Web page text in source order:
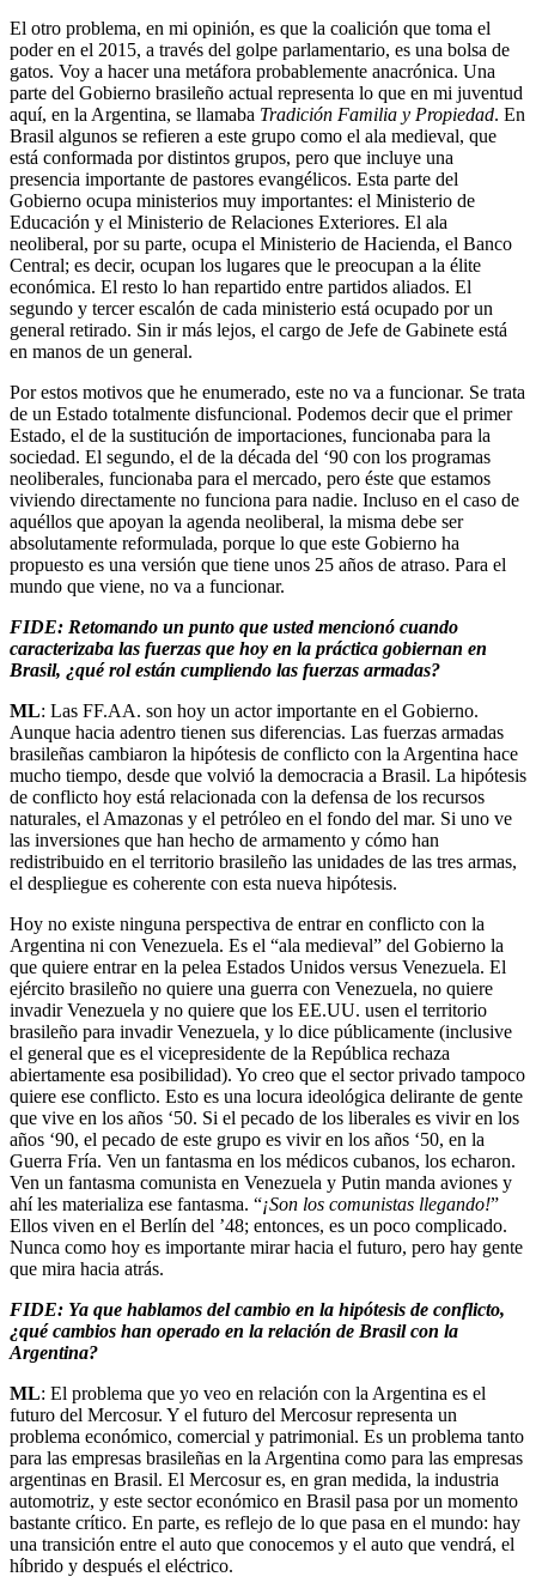
El otro problema, en mi opinión, es que la coalición que toma el
poder en el 2015, a través del golpe parlamentario, es una bolsa de
gatos. Voy a hacer una metáfora probablemente anacrónica. Una
parte del Gobierno brasileño actual representa lo que en mi juventud
aquí, en la Argentina, se llamaba Tradición Familia y Propiedad. En
Brasil algunos se refieren a este grupo como el ala medieval, que
está conformada por distintos grupos, pero que incluye una
presencia importante de pastores evangélicos. Esta parte del
Gobierno ocupa ministerios muy importantes: el Ministerio de
Educación y el Ministerio de Relaciones Exteriores. El ala
neoliberal, por su parte, ocupa el Ministerio de Hacienda, el Banco
Central; es decir, ocupan los lugares que le preocupan a la élite
económica. El resto lo han repartido entre partidos aliados. El
segundo y tercer escalón de cada ministerio está ocupado por un
general retirado. Sin ir más lejos, el cargo de Jefe de Gabinete está
en manos de un general.
Por estos motivos que he enumerado, este no va a funcionar. Se trata
de un Estado totalmente disfuncional. Podemos decir que el primer
Estado, el de la sustitución de importaciones, funcionaba para la
sociedad. El segundo, el de la década del ‘90 con los programas
neoliberales, funcionaba para el mercado, pero éste que estamos
viviendo directamente no funciona para nadie. Incluso en el caso de
aquéllos que apoyan la agenda neoliberal, la misma debe ser
absolutamente reformulada, porque lo que este Gobierno ha
propuesto es una versión que tiene unos 25 años de atraso. Para el
mundo que viene, no va a funcionar.
FIDE: Retomando un punto que usted mencionó cuando
caracterizaba las fuerzas que hoy en la práctica gobiernan en
Brasil, ¿qué rol están cumpliendo las fuerzas armadas?
ML: Las FF.AA. son hoy un actor importante en el Gobierno.
Aunque hacia adentro tienen sus diferencias. Las fuerzas armadas
brasileñas cambiaron la hipótesis de conflicto con la Argentina hace
mucho tiempo, desde que volvió la democracia a Brasil. La hipótesis
de conflicto hoy está relacionada con la defensa de los recursos
naturales, el Amazonas y el petróleo en el fondo del mar. Si uno ve
las inversiones que han hecho de armamento y cómo han
redistribuido en el territorio brasileño las unidades de las tres armas,
el despliegue es coherente con esta nueva hipótesis.
Hoy no existe ninguna perspectiva de entrar en conflicto con la
Argentina ni con Venezuela. Es el “ala medieval” del Gobierno la
que quiere entrar en la pelea Estados Unidos versus Venezuela. El
ejército brasileño no quiere una guerra con Venezuela, no quiere
invadir Venezuela y no quiere que los EE.UU. usen el territorio
brasileño para invadir Venezuela, y lo dice públicamente (inclusive
el general que es el vicepresidente de la República rechaza
abiertamente esa posibilidad). Yo creo que el sector privado tampoco
quiere ese conflicto. Esto es una locura ideológica delirante de gente
que vive en los años ‘50. Si el pecado de los liberales es vivir en los
años ‘90, el pecado de este grupo es vivir en los años ‘50, en la
Guerra Fría. Ven un fantasma en los médicos cubanos, los echaron.
Ven un fantasma comunista en Venezuela y Putin manda aviones y
ahí les materializa ese fantasma. “¡Son los comunistas llegando!”
Ellos viven en el Berlín del ’48; entonces, es un poco complicado.
Nunca como hoy es importante mirar hacia el futuro, pero hay gente
que mira hacia atrás.
FIDE: Ya que hablamos del cambio en la hipótesis de conflicto,
¿qué cambios han operado en la relación de Brasil con la
Argentina?
ML: El problema que yo veo en relación con la Argentina es el
futuro del Mercosur. Y el futuro del Mercosur representa un
problema económico, comercial y patrimonial. Es un problema tanto
para las empresas brasileñas en la Argentina como para las empresas
argentinas en Brasil. El Mercosur es, en gran medida, la industria
automotriz, y este sector económico en Brasil pasa por un momento
bastante crítico. En parte, es reflejo de lo que pasa en el mundo: hay
una transición entre el auto que conocemos y el auto que vendrá, el
híbrido y después el eléctrico.